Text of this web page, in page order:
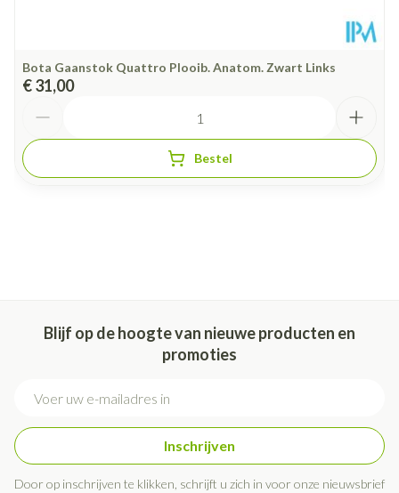
Bota Gaanstok Quattro Plooib. Anatom. Zwart Links
€ 31,00
Bestel
Blijf op de hoogte van nieuwe producten en
promoties
Inschrijven
Door op inschrijven te klikken, schrijft u zich in voor onze nieuwsbrief